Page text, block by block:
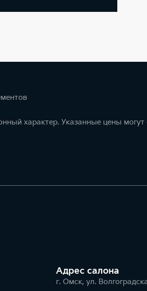
характер. Указанные цены могут
Адрес салонa
г. Омск, ул.